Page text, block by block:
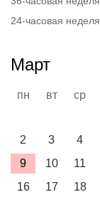
24-часовая неделя
Март
пн вт ср
2
3 4
9
10 11
16
17 18